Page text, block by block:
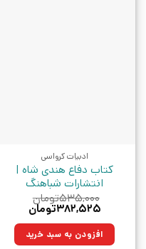
ادبیات کرواسی
کتاب دفاع هندی شاه |
انتشارات شباهنگ
۵۳۵,۰۰۰تومان
قیمت
۵۳۵,۰۰۰تومان
بود.
۳۸۲,۵۲۵تومان
افزودن به سبد خرید